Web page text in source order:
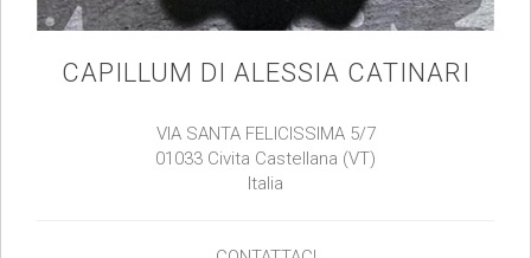
CAPILLUM DI ALESSIA CATINARI
VIA SANTA FELICISSIMA 5/7
01033 Civita Castellana (VT)
Italia